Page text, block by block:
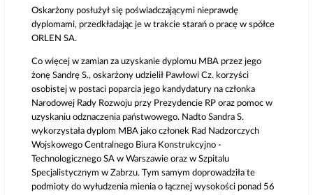
Oskarżony posłużył się poświadczającymi nieprawdę
dyplomami, przedkładając je w trakcie starań o pracę w spółce
ORLEN SA.
Co więcej w zamian za uzyskanie dyplomu MBA przez jego
żonę Sandrę S., oskarżony udzielił Pawłowi Cz. korzyści
osobistej w postaci poparcia jego kandydatury na członka
Narodowej Rady Rozwoju przy Prezydencie RP oraz pomoc w
uzyskaniu odznaczenia państwowego. Nadto Sandra S.
wykorzystała dyplom MBA jako członek Rad Nadzorczych
Wojskowego Centralnego Biura Konstrukcyjno -
Technologicznego SA w Warszawie oraz w Szpitalu
Specjalistycznym w Zabrzu. Tym samym doprowadziła te
podmioty do wyłudzenia mienia o łącznej wysokości ponad 56